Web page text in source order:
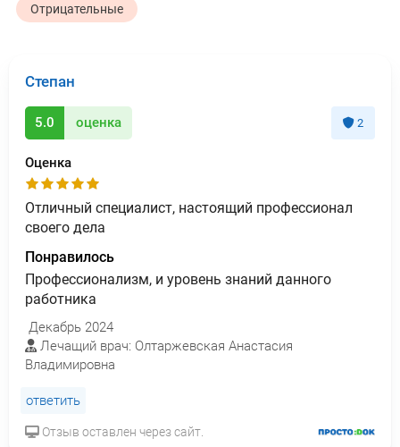
Отрицательные
Степан
5.0 оценка 2
Оценка
Отличный специалист, настоящий профессионал
своего дела
Понравилось
Профессионализм, и уровень знаний данного
работника
Декабрь 2024
Лечащий врач: Олтаржевская Анастасия
Владимировна
ответить
Отзыв оставлен через сайт.